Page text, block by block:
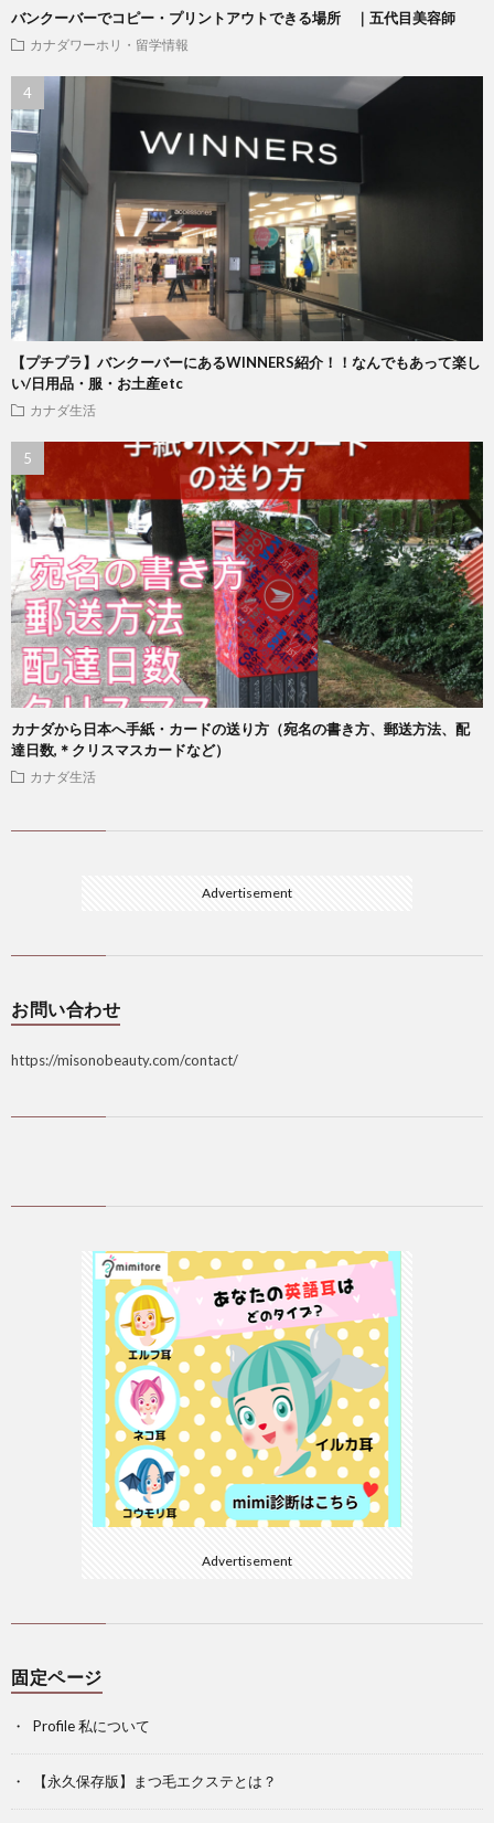
バンクーバーでコピー・プリントアウトできる場所 ｜五代目美容師
カナダワーホリ・留学情報
【プチプラ】バンクーバーにあるWINNERS紹介！！なんでもあって楽し
い/日用品・服・お土産etc
カナダ生活
カナダから日本へ手紙・カードの送り方（宛名の書き方、郵送方法、配
達日数,＊クリスマスカードなど）
カナダ生活
Advertisement
お問い合わせ
https://misonobeauty.com/contact/
Advertisement
固定ページ
Profile 私について
【永久保存版】まつ毛エクステとは？